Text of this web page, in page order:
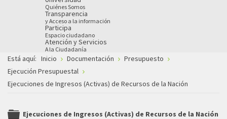
Quiénes Somos
Transparencia
y Acceso a la información
Participa
Espacio ciudadano
Atención y Servicios
A la Ciudadanía
Está aquí: Inicio Documentación
Presupuesto
Ejecución Presupuestal
Ejecuciones de Ingresos (Activas) de Recursos de la Nación
Ejecuciones de Ingresos (Activas) de Recursos de la Nación